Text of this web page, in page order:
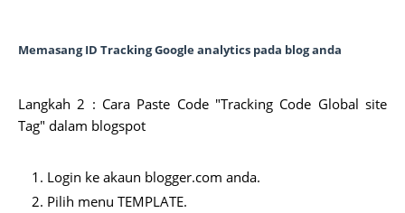
Memasang ID Tracking Google analytics pada blog anda
Langkah 2 : Cara Paste Code "Tracking Code Global site
Tag" dalam blogspot
Login ke akaun blogger.com anda.
Pilih menu TEMPLATE.